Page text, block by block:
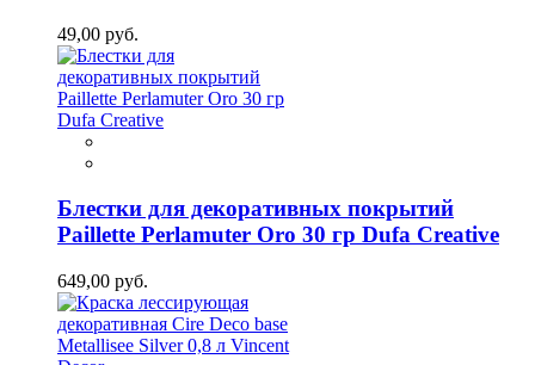
49,00 руб.
Блестки для декоративных покрытий
Paillette Perlamuter Oro 30 гр Dufa Creative
649,00 руб.